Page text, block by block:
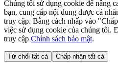
Chúng tôi sử dụng cookie để nâng
bạn, cung cấp nội dung được cá
truy cập. Bằng cách nhấp vào
việc sử dụng cookie của chúng tôi.
truy cập Chính sách bảo mật.
Từ chối tất cả Chấp nhận tất cả